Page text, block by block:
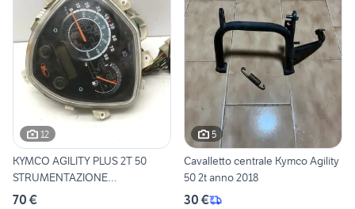
12
KYMCO AGILITY PLUS 2T 50
STRUMENTAZIONE
CONTACHILO
70 €
5
Cavalletto centrale Kymco Agility
50 2t anno 2018
30 €